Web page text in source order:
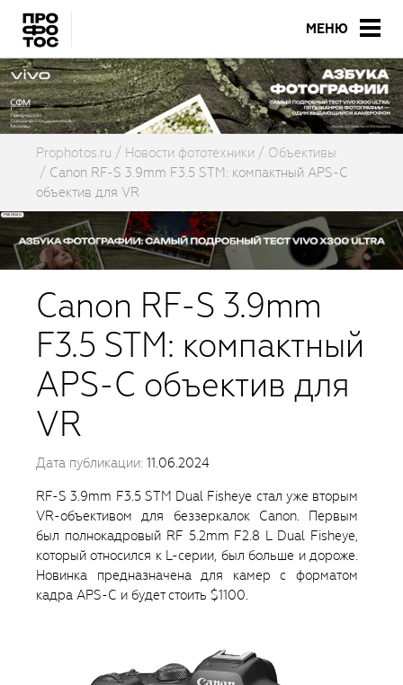
МЕНЮ
Prophotos.ru Новости фототехники
Объективы
Canon RF-S 3.9mm F3.5 STM: компактный APS-C
объектив для VR
Canon RF-S 3.9mm
F3.5 STM: компактный
APS-C объектив для
VR
Дата публикации: 11.06.2024
RF-S 3.9mm F3.5 STM Dual Fisheye стал уже вторым
VR-объективом для беззеркалок Canon. Первым
был полнокадровый RF 5.2mm F2.8 L Dual Fisheye,
который относился к L-серии, был больше и дороже.
Новинка предназначена для камер с форматом
кадра APS-C и будет стоить $1100.